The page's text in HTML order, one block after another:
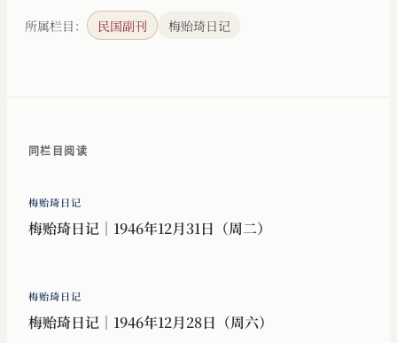
所属栏目： 民国副刊 梅贻琦日记
同栏目阅读
梅贻琦日记
梅贻琦日记｜1946年12月31日（周二）
梅贻琦日记
梅贻琦日记｜1946年12月28日（周六）